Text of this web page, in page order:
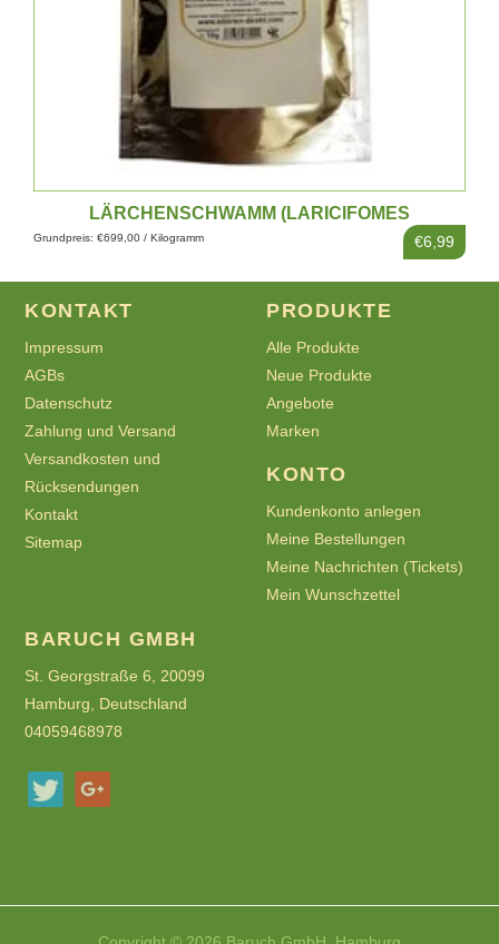
LÄRCHENSCHWAMM (LARICIFOMES
OFFICINALIS), PULVER
€6,99
Grundpreis: €699,00 / Kilogramm
KONTAKT
Impressum
AGBs
Datenschutz
Zahlung und Versand
Versandkosten und
Rücksendungen
Kontakt
Sitemap
PRODUKTE
Alle Produkte
Neue Produkte
Angebote
Marken
KONTO
Kundenkonto anlegen
Meine Bestellungen
Meine Nachrichten (Tickets)
Mein Wunschzettel
BARUCH GMBH
St. Georgstraße 6, 20099
Hamburg, Deutschland
04059468978